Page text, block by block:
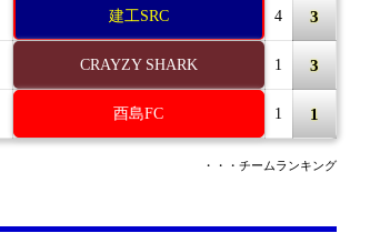
建工SRC 4 3
CRAYZY SHARK 1 3
酉島FC 1 1
・・・チームランキング